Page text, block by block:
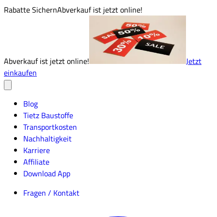
Rabatte SichernAbverkauf ist jetzt online!
Abverkauf ist jetzt online!
Jetzt
einkaufen
Blog
Tietz Baustoffe
Transportkosten
Nachhaltigkeit
Karriere
Affiliate
Download App
Fragen / Kontakt